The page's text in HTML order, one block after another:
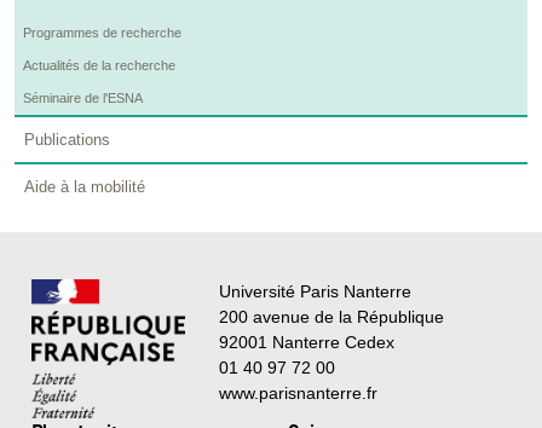
Programmes de recherche
Actualités de la recherche
Séminaire de l'ESNA
Publications
Aide à la mobilité
Université Paris Nanterre
200 avenue de la République
92001 Nanterre Cedex
01 40 97 72 00
www.parisnanterre.fr